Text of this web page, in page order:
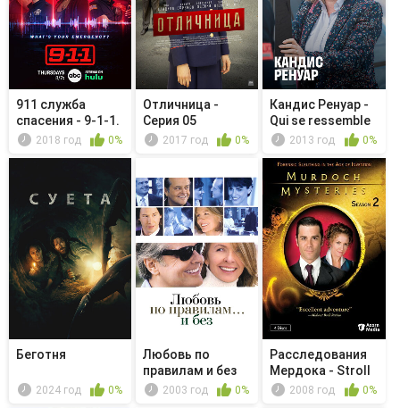
911 служба
спасения - 9-1-1.
На что ж...
2018 год 0%
Отличница -
Серия 05
2017 год 0%
Кандис Ренуар -
Qui se ressemble
s'as...2013 год 0%
Беготня
2024 год 0%
Любовь по
правилам и без
2003 год 0%
Расследования
Мердока - Stroll
on the...
2008 год 0%